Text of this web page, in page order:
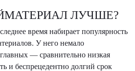
ЛУЧШЕ?
время набирает популярность
У него немало
— сравнительно низкая
и беспрецедентно долгий срок